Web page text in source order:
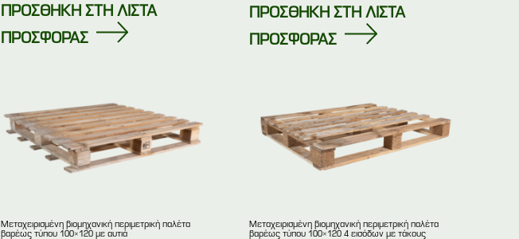
ΠΡΟΣΘΗΚΗ ΣΤΗ ΛΙΣΤΑ
ΠΡΟΣΦΟΡΑΣ
ΠΡΟΣΘΗΚΗ ΣΤΗ ΛΙΣΤΑ
ΠΡΟΣΦΟΡΑΣ
Μεταχειρισμένη βιομηχανική περιμετρική παλέτα
βαρέως τύπου 100×120 με αυτιά
Μεταχειρισμένη βιομηχανική περιμετρική παλέτα
βαρέως τύπου 100×120 4 εισόδων με τάκους